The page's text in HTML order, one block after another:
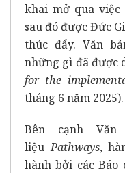
khai mở qua việc
sau đó được Đức
thúc đẩy. Văn
những gì đã được
for the
tháng 6 năm 2025).
Bên cạnh
liệuPathways,
hành bởi các Báo